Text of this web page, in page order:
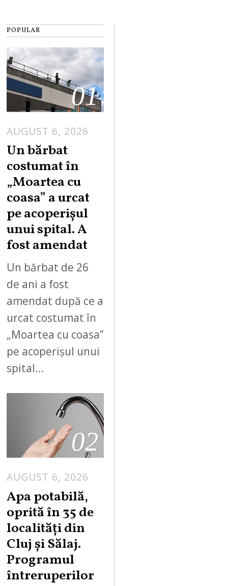
POPULAR
01
AUGUST 6, 2026
Un bărbat
costumat în
„Moartea cu
coasa” a urcat
pe acoperișul
unui spital. A
fost amendat
Un bărbat de 26
de ani a fost
amendat după ce a
urcat costumat în
„Moartea cu coasa”
pe acoperișul unui
spital…
02
AUGUST 6, 2026
Apa potabilă,
oprită în 35 de
localități din
Cluj și Sălaj.
Programul
întreruperilor